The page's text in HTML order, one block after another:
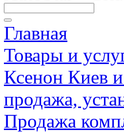
Главная
Товары и
Ксенон Киев
продажа,
Продажа